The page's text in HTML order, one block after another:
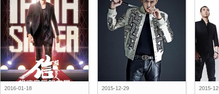
2016-01-18 2015-12-29 2015-